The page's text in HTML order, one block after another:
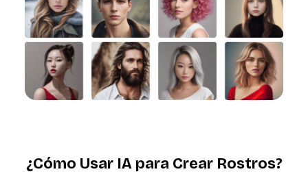
¿Cómo Usar IA para Crear Rostros?